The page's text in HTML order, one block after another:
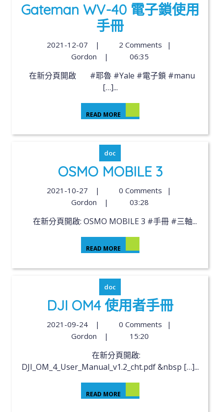
Gateman WV-40 電子鎖使用
手冊
2021-12-07 | 2 Comments
|
Gordon
| 06:35
在新分頁開啟 #耶魯 #Yale #電子鎖 #manu
[…]...
READ MORE
doc
OSMO MOBILE 3
2021-10-27 | 0 Comments
|
Gordon
| 03:28
在新分頁開啟: OSMO MOBILE 3 #手冊 #三軸...
READ MORE
doc
DJI OM4 使用者手冊
2021-09-24 | 0 Comments
|
Gordon
| 15:20
在新分頁開啟:
DJI_OM_4_User_Manual_v1.2_cht.pdf &nbsp […]...
READ MORE